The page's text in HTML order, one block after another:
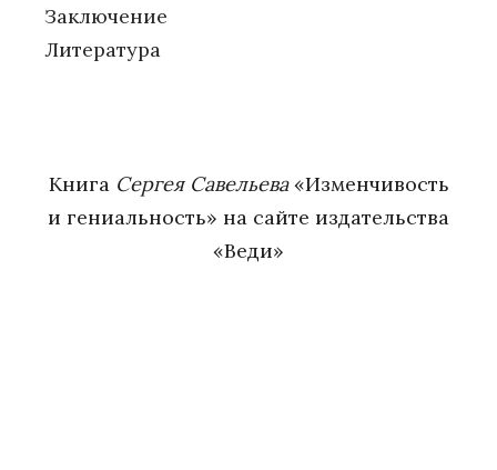
Заключение
Литература
Книга Сергея Савельева«Изменчивость
и гениальность» на сайте издательства
«Веди»